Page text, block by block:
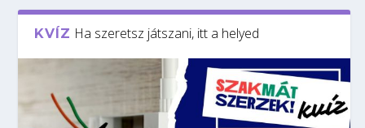
KVÍZ Ha szeretsz játszani, itt a helyed